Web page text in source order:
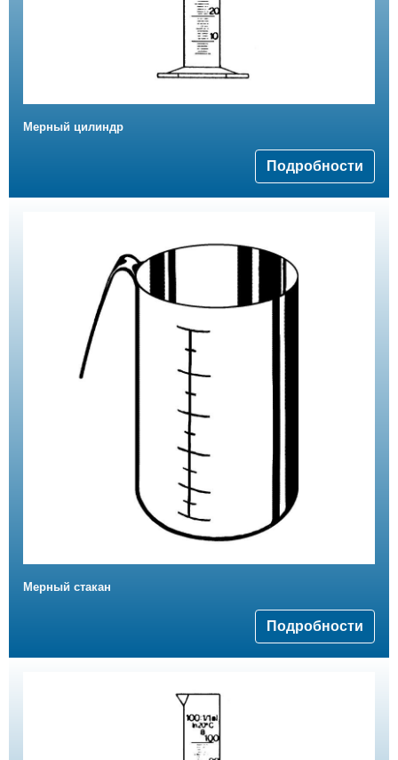
Мерный цилиндр
Подробности
Мерный стакан
Подробности